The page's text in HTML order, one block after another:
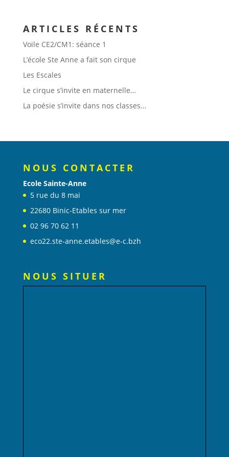
ARTICLES RÉCENTS
Voile CE2/CM1: séance 1
L’école Ste Anne a fait son cirque
Les Escales
Le cirque s’invite en maternelle…
La poésie s’invite dans nos classes…
NOUS CONTACTER
Ecole Sainte-Anne
5 rue du 8 mai
22680 Binic-Etables sur mer
02 96 70 62 11
eco22.ste-anne.etables@e-c.bzh
NOUS SITUER